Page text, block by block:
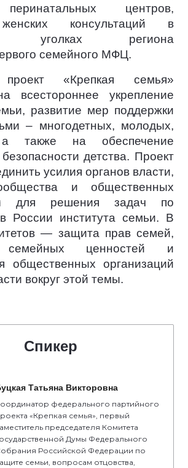
центров,
консультаций в
уголках региона
семейного МФЦ.
«Крепкая семья»
всестороннее укрепление
развитие мер поддержки
– многодетных, молодых,
также на обеспечение
детства. Проект
усилия органов власти,
и общественных
для решения задач по
России института семьи. В
— защита прав семей,
семейных ценностей и
общественных организаций
вокруг этой темы.
Спикер
Татьяна Викторовна
федерального партийного
«Крепкая семья», первый
председателя Комитета
Думы Федерального
Российской Федерации по
семьи, вопросам отцовства,